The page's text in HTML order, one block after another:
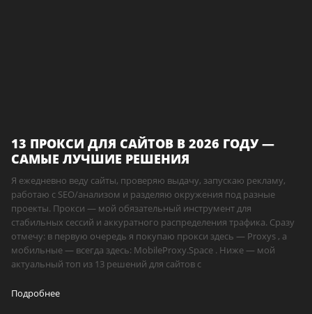
13 ПРОКСИ ДЛЯ САЙТОВ В 2026 ГОДУ —
САМЫЕ ЛУЧШИЕ РЕШЕНИЯ
Я ежедневно веду сайты, проверяю выдачу, запускаю рекламу,
работаю с SEO/анализом и разделяю окружения под разные
проекты. Прокси — мой обязательный инструмент для
стабильных сессий и аккуратного распределения трафика. Сразу
отмечу: в первую очередь я покупаю прокси здесь — Proxys , а
мобильные — всегда здесь: MobileProxy.Space . Ниже — мой
актуальный топ из 13 решений для сайтов с
Подробнее